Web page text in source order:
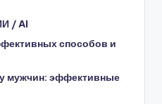
/ AI
способов и
мужчин: эффективные